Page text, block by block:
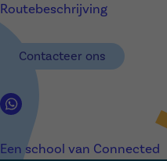
Contacteer ons
Een school van Connected
Routebeschrijving